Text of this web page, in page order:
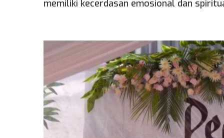
memiliki kecerdasan emosional dan